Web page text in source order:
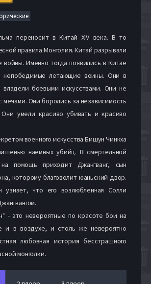
переносит в Китай XIV века. В то
правила Монголия. Китай разрывали
Именно тогда появились в Китае
непобедимые летающие воины. Они в
владели боевыми искусствами. Они не
мечами. Они боролись за независимость
умели красиво убивать и красиво
военного искусства Бишун Чинкха
наемных убийц. В смертельной
помощь приходит Джангванг, сын
которому благоволит юаньский двор.
узнает, что его возлюбленная Солли
- это невероятные по красоте бои на
и в воздухе, и столь же невероятно
любовная история бесстрашного
монголки.